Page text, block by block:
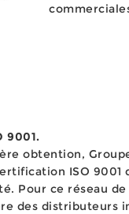
9001.
obtention,
ISO 9001
Pour ce réseau
des distributeurs